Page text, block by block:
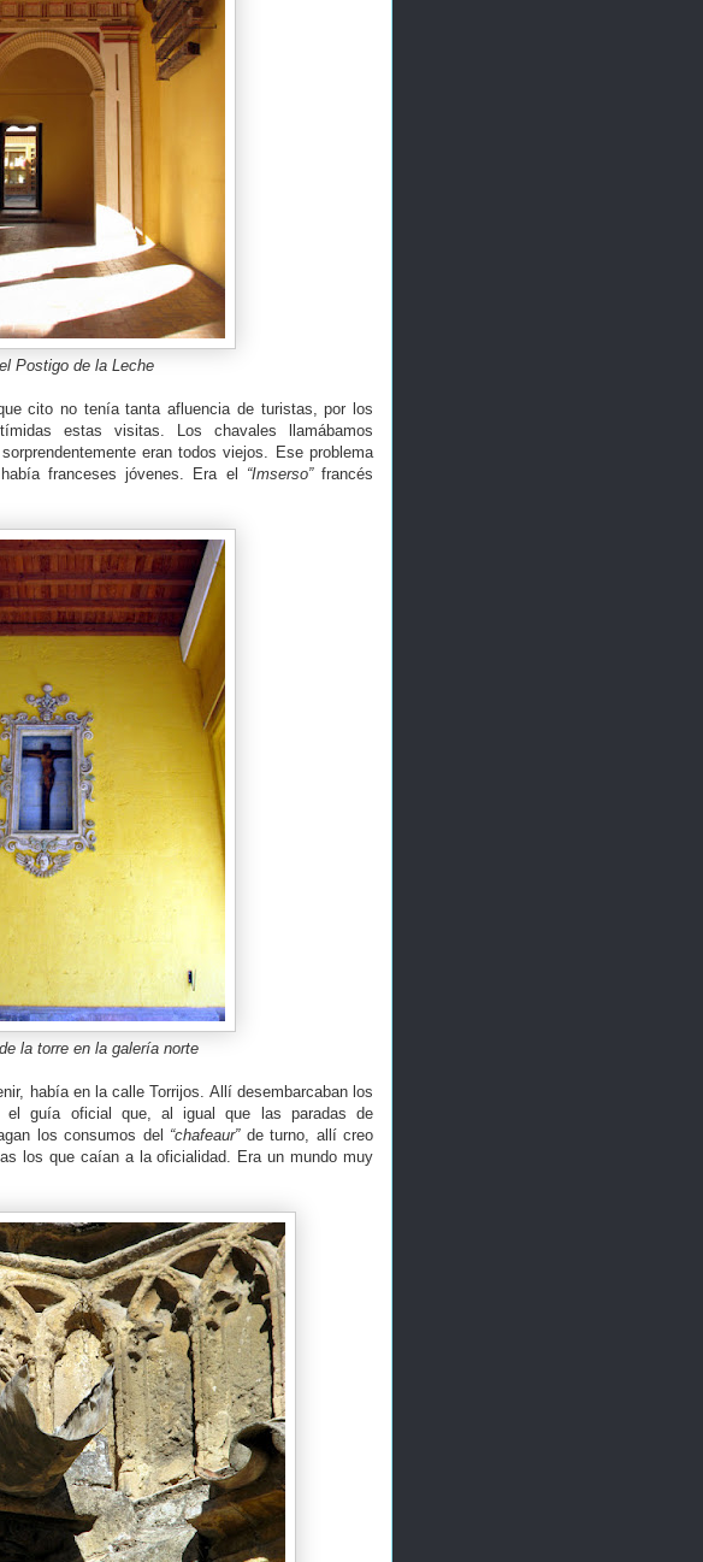
Postigo de la Leche
cito no tenía tanta afluencia de turistas, por los
estas visitas. Los chavales llamábamos
eran todos viejos. Ese problema
franceses jóvenes. Era el “Imserso”francés
la torre en la galería norte
había en la calle Torrijos. Allí desembarcaban los
el guía oficial que, al igual que las paradas de
los consumos del “chafeaur” de turno, allí creo
los que caían a la oficialidad. Era un mundo muy